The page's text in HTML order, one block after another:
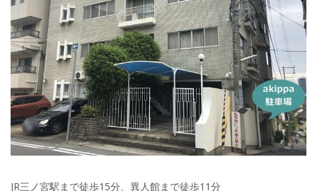
JR三ノ宮駅まで徒歩15分、異人館まで徒歩11分